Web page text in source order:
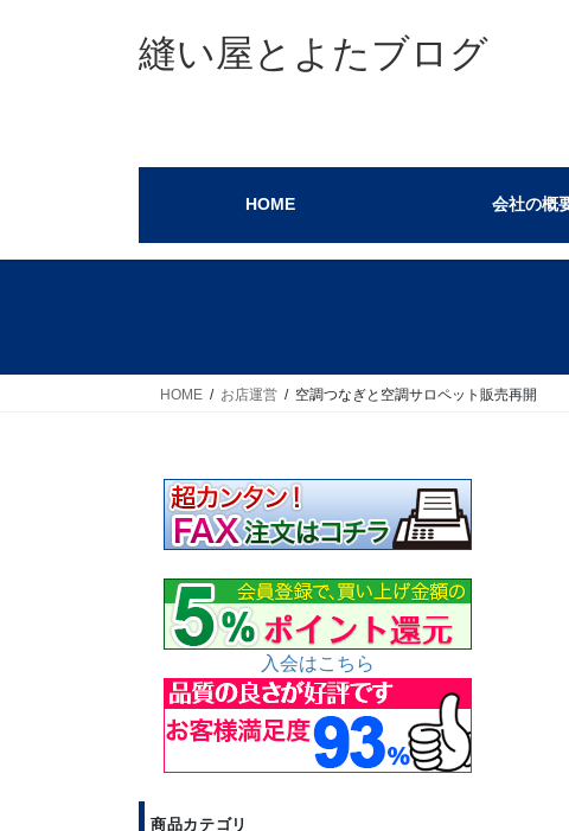
縫い屋とよたブログ
HOME 会社の概
HOME お店運営 空調つなぎと空調サロペット販売再開
入会はこちら
商品カテゴリ